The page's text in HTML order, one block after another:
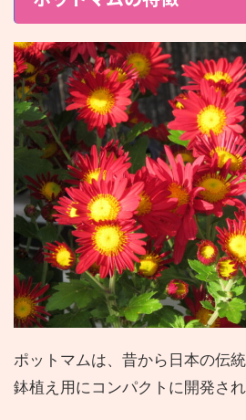
ポットマムは、昔から日本の伝
鉢植え用にコンパクトに開発され